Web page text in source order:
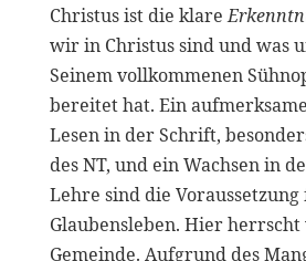
Christus ist die klare
wir in Christus sind und was
Seinem vollkommenen
bereitet hat. Ein
Lesen in der Schrift,
des NT, und ein Wachsen in
Lehre sind die
Glaubensleben. Hier
Gemeinde. Aufgrund des